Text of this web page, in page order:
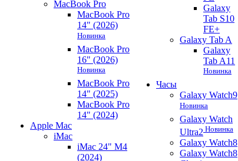
MacBook Pro
MacBook Pro
14" (2026)
Новинка
MacBook Pro
16" (2026)
Новинка
MacBook Pro
14" (2025)
MacBook Pro
14" (2024)
Apple Mac
iMac
iMac 24" M4
(2024)
Galaxy
Tab S10
FE+
Galaxy Tab A
Galaxy
Tab A11
Новинка
Часы
Galaxy Watch9
Новинка
Galaxy Watch
Ultra2 Новинка
Galaxy Watch8
Galaxy Watch8